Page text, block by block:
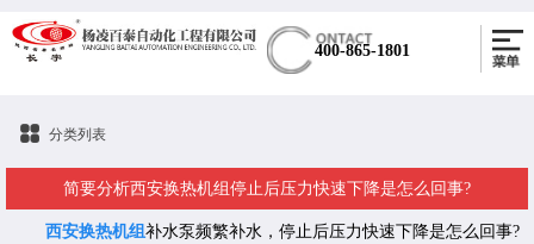
400-865-1801
分类列表
简要分析西安换热机组停止后压力快速下降是怎么回事?
西安换热机组补水泵频繁补水，停止后压力快速下降是怎么回事?